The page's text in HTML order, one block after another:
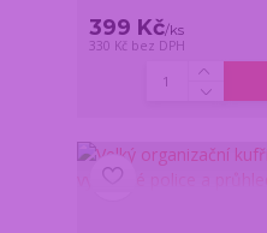
399 Kč/ks
330 Kč bez DPH